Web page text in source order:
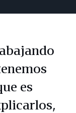
es